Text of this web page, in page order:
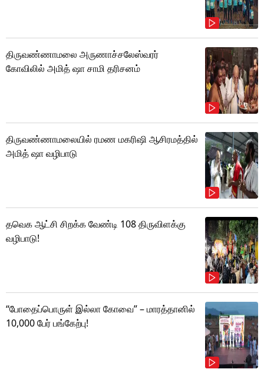
திருவண்ணாமலை அருணாச்சலேஸ்வரர்
கோவிலில் அமித் ஷா சாமி தரிசனம்
திருவண்ணாமலையில் ரமண மகரிஷி ஆசிரமத்தில்
அமித் ஷா வழிபாடு
தவெக ஆட்சி சிறக்க வேண்டி 108 திருவிளக்கு
வழிபாடு!
“போதைப்பொருள் இல்லா கோவை” – மாரத்தானில்
10,000 பேர் பங்கேற்பு!